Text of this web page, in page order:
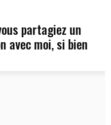
partagiez un
avec moi, si bien